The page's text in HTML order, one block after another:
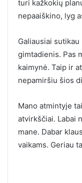
turi kažkokių
nepaaiškino, lyg
Galiausiai
gimtadienis. Pas
kaimynė. Taip ir
nepamiršiu šios
Mano atmintyje
atvirkščiai. Labai
mane. Dabar
vaikams. Geriau